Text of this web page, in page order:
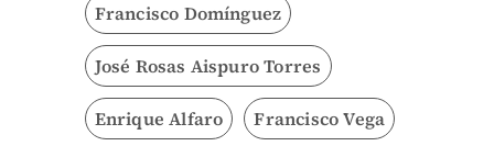
Francisco Domínguez
José Rosas Aispuro Torres
Enrique Alfaro Francisco Vega